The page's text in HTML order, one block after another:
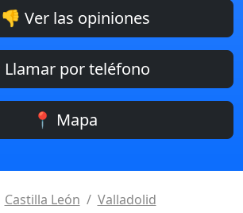
Ver las opiniones
por teléfono
📍 Mapa
Castilla León
Valladolid